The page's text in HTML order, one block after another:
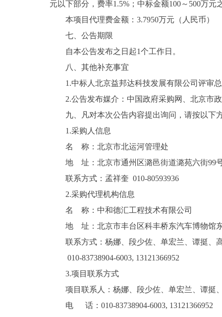
元以下部分，费率1.5%；中标金额100～500万元
本项目代理费金额：3.7950万元（人民币）
七、公告期限
自本公告发布之日起1个工作日。
八、其他补充事宜
1.中标人北京益邦达科技发展有限公司评审
2.公告发布媒介：中国政府采购网、北京市
九、凡对本次公告内容提出询问，请按以下
1.采购人信息
名 称：北京市北运河管理处
地 址：北京市通州区潞邑街道潞苑六街99
联系方式：孟祥奎 010-80593936
2.采购代理机构信息
名 称：中和德汇工程技术有限公司
地 址：北京市丰台区科丰桥东汽车博物馆
联系方式：杨娜、段少佐、单宏兰、谭挺、
010-83738904-6003, 13121366952
3.项目联系方式
项目联系人：杨娜、段少佐、单宏兰、谭挺
电 话：010-83738904-6003, 13121366952